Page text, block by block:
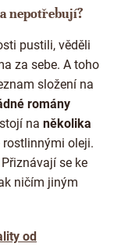
nepotřebují?
pustili, věděli
za sebe. A toho
složení na
romány
na několika
rostlinnými oleji.
se ke
ničím jiným
od